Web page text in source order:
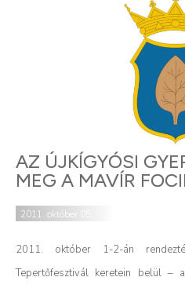
AZ ÚJKÍGYÓSI
MEG A MAVÍR
2011. október 05.
2011. október 1-2-án
Tepertőfesztivál keretein belül –